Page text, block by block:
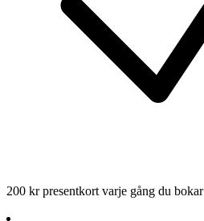
200 kr presentkort varje gång du bokar